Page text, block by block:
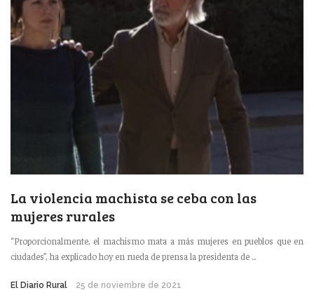
La violencia machista se ceba con las
mujeres rurales
“Proporcionalmente, el machismo mata a más mujeres en pueblos que en
ciudades”, ha explicado hoy en rueda de prensa la presidenta de ...
El Diario Rural 25 de noviembre de 2021